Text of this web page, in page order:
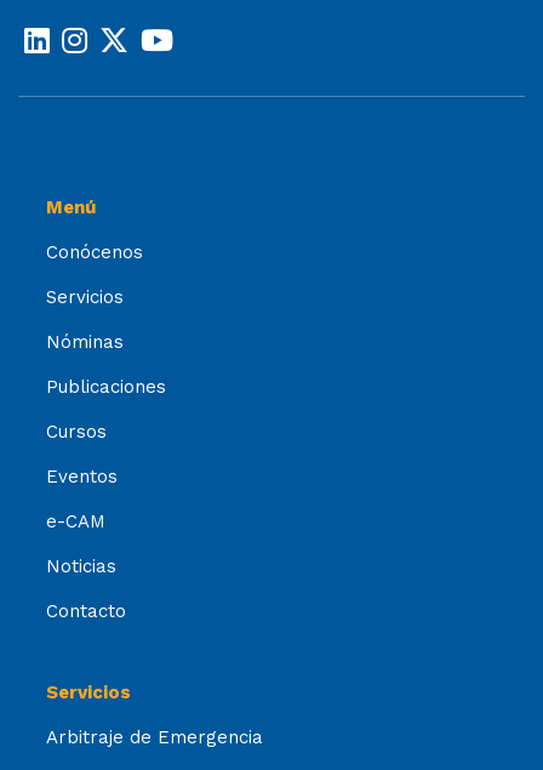
Menú
Conócenos
Servicios
Nóminas
Publicaciones
Cursos
Eventos
e-CAM
Noticias
Contacto
Servicios
Arbitraje de Emergencia